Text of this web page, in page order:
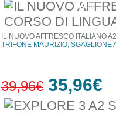
10%
έκπτωση
IL NUOVO AFFRESCO ITALIANO
TRIFONE MAURIZIO, SGAGLIONE
39,96€ 35,96€